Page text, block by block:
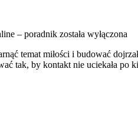
– poradnik została wyłączona
temat miłości i budować
tak, by kontakt nie uciekała